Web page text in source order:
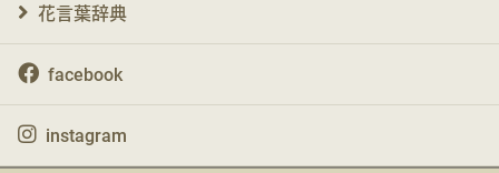
花言葉辞典
facebook
instagram